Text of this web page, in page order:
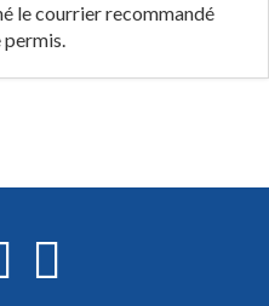
le courrier recommandé